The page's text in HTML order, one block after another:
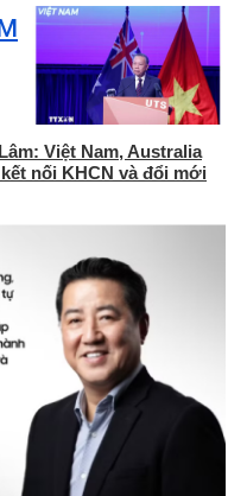
Việt Nam, Australia
nối KHCN và đổi mới